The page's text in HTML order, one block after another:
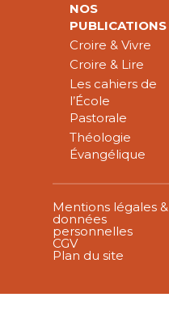
NOS
PUBLICATIONS
Croire & Vivre
Croire & Lire
Les cahiers de
l’École
Pastorale
Théologie
Évangélique
Mentions légales &
données
personnelles
CGV
Plan du site